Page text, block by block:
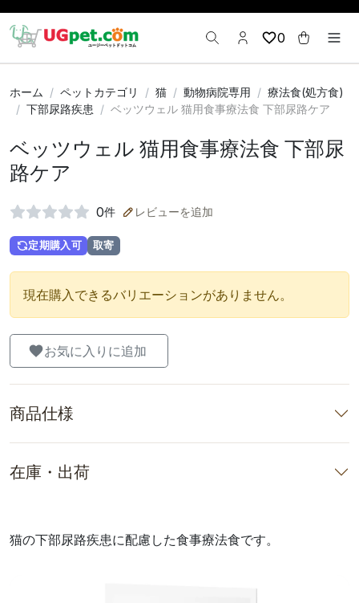
0
ホーム ペットカテゴリ 猫 動物病院専用
療法食(処方食)
下部尿路疾患
ベッツウェル 猫用食事療法食 下部尿路ケア
ベッツウェル 猫用食事療法食 下部尿
路ケア
0件 レビューを追加
定期購入可 取寄
現在購入できるバリエーションがありません。
お気に入りに追加
商品仕様
在庫・出荷
猫の下部尿路疾患に配慮した食事療法食です。